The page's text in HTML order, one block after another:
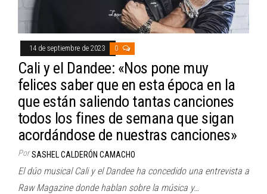
14 de septiembre de 2023 0
Cali y el Dandee: «Nos pone muy
felices saber que en esta época en la
que están saliendo tantas canciones
todos los fines de semana que sigan
acordándose de nuestras canciones»
Por SASHEL CALDERÓN CAMACHO
El dúo musical Cali y el Dandee ha concedido una entrevista a
Raw Magazine donde hablan sobre la música y…